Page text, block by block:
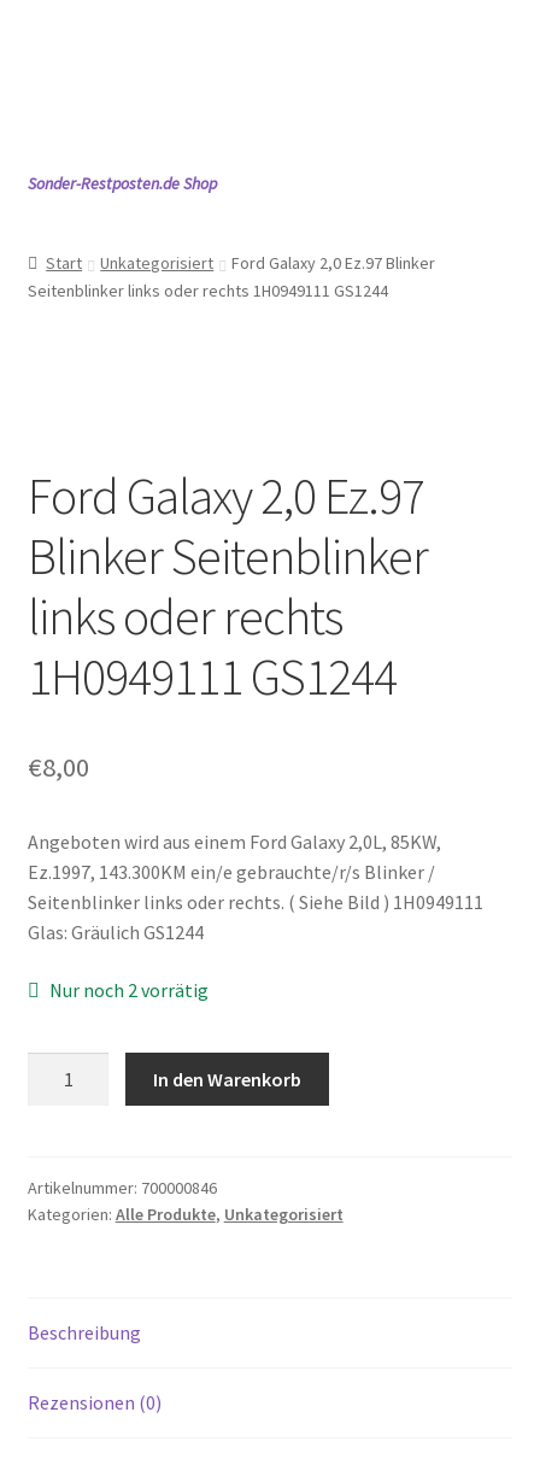
Warenkorb
Sonder-Restposten.de Shop
Start Unkategorisiert
Ford Galaxy 2,0 Ez.97 Blinker
Seitenblinker links oder rechts 1H0949111 GS1244
Ford Galaxy 2,0 Ez.97
Blinker Seitenblinker
links oder rechts
1H0949111 GS1244
€8,00
Angeboten wird aus einem Ford Galaxy 2,0L, 85KW,
Ez.1997, 143.300KM ein/e gebrauchte/r/s Blinker /
Seitenblinker links oder rechts. ( Siehe Bild ) 1H0949111
Glas: Gräulich GS1244
Nur noch 2 vorrätig
Blinker
Seitenblinker
1H0949111
Menge
In den Warenkorb
Artikelnummer: 700000846
Kategorien: Alle Produkte, Unkategorisiert
Beschreibung
Rezensionen (0)